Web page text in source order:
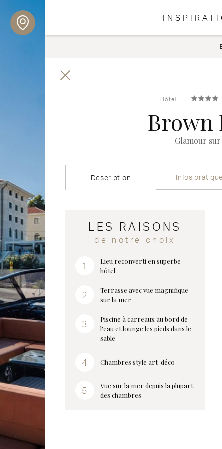
Hôtel
Brown
Glamour
Description Infos
LES RAISONS
de notre choix
Lieu reconverti en superbe
hôtel
Terrasse avec vue magnifique
sur la mer
Piscine à carreaux au bord de
l'eau et lounge les pieds dans le
sable
Chambres style art-déco
Vue sur la mer depuis la plupart
des chambres